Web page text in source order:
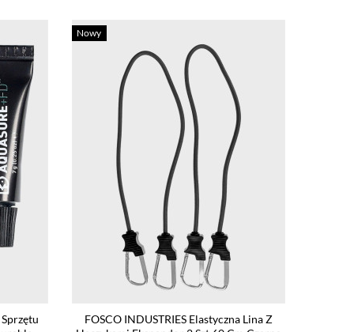
FOSCO INDUSTRIES Elastyczna Lina Z
Nowy